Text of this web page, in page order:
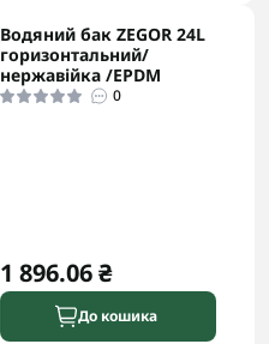
Водяний бак ZEGOR 24L
горизонтальний/
нержавійка /EPDM
0
1 896.06 ₴
До кошика